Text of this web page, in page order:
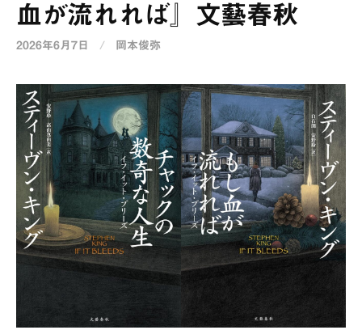
血が流れれば』文藝春秋
2026年6月7日 / 岡本俊弥